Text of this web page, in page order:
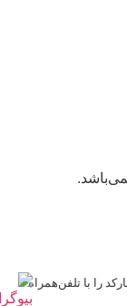
را با تلفن‌همراه